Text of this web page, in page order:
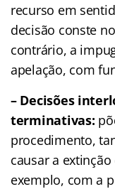
recurso em
decisão conste
contrário, a
apelação, com
– Decisões
terminativas:
procedimento,
causar a
exemplo, com a